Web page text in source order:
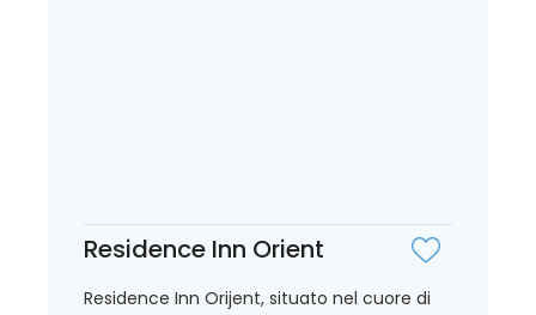
Residence Inn Orient
Residence Inn Orijent, situato nel cuore di